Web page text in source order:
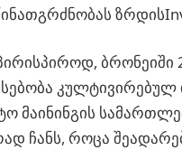
კულტივირებულ
მაინინგის
ჩანს, როცა